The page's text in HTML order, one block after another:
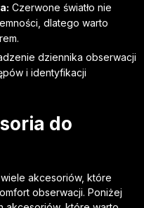
Czerwone światło nie
dlatego warto
dziennika obserwacji
i identyfikacji
do
akcesoriów, które
obserwacji. Poniżej